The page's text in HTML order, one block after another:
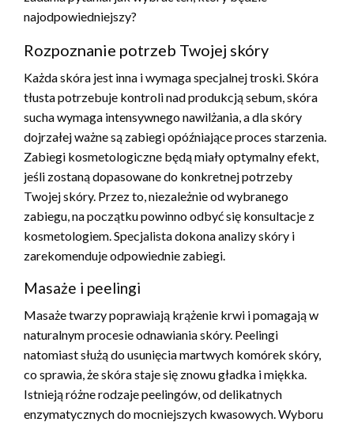
najodpowiedniejszy?
Rozpoznanie potrzeb Twojej skóry
Każda skóra jest inna i wymaga specjalnej troski. Skóra
tłusta potrzebuje kontroli nad produkcją sebum, skóra
sucha wymaga intensywnego nawilżania, a dla skóry
dojrzałej ważne są zabiegi opóźniające proces starzenia.
Zabiegi kosmetologiczne będą miały optymalny efekt,
jeśli zostaną dopasowane do konkretnej potrzeby
Twojej skóry. Przez to, niezależnie od wybranego
zabiegu, na początku powinno odbyć się konsultacje z
kosmetologiem. Specjalista dokona analizy skóry i
zarekomenduje odpowiednie zabiegi.
Masaże i peelingi
Masaże twarzy poprawiają krążenie krwi i pomagają w
naturalnym procesie odnawiania skóry. Peelingi
natomiast służą do usunięcia martwych komórek skóry,
co sprawia, że skóra staje się znowu gładka i miękka.
Istnieją różne rodzaje peelingów, od delikatnych
enzymatycznych do mocniejszych kwasowych. Wyboru